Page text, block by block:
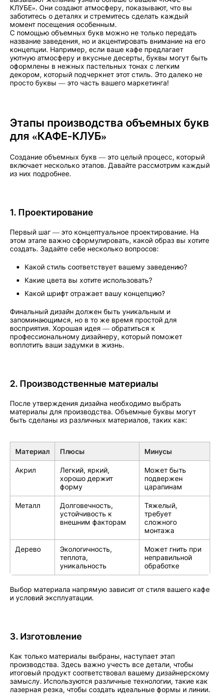
КЛУБЕ». Они создают атмосферу, показывают, что вы
заботитесь о деталях и стремитесь сделать каждый
момент посещения особенным.
С помощью объемных букв можно не только передать
название заведения, но и акцентировать внимание на его
концепции. Например, если ваше кафе предлагает
уютную атмосферу и вкусные десерты, буквы могут быть
оформлены в нежных пастельных тонах с легким
декором, который подчеркнет этот стиль. Это далеко не
просто буквы — это часть вашего маркетинга!
Этапы производства объемных букв
для «КАФЕ-КЛУБ»
Создание объемных букв — это целый процесс, который
включает несколько этапов. Давайте рассмотрим каждый
из них подробнее.
1. Проектирование
Первый шаг — это концептуальное проектирование. На
этом этапе важно сформулировать, какой образ вы хотите
создать. Задайте себе несколько вопросов:
Какой стиль соответствует вашему заведению?
Какие цвета вы хотите использовать?
Какой шрифт отражает вашу концепцию?
Финальный дизайн должен быть уникальным и
запоминающимся, но в то же время простой для
восприятия. Хорошая идея — обратиться к
профессиональному дизайнеру, который поможет
воплотить ваши задумки в жизнь.
2. Производственные материалы
После утверждения дизайна необходимо выбрать
материалы для производства. Объемные буквы могут
быть сделаны из различных материалов, таких как:
Материал Плюсы Минусы
Акрил
Легкий, яркий,
хорошо держит
форму
Может быть
подвержен
царапинам
Металл
Долговечность,
устойчивость к
внешним факторам
Тяжелый,
требует
сложного
монтажа
Дерево
Экологичность,
теплота,
уникальность
Может гнить при
неправильной
обработке
Выбор материала напрямую зависит от стиля вашего кафе
и условий эксплуатации.
3. Изготовление
Как только материалы выбраны, наступает этап
производства. Здесь важно учесть все детали, чтобы
итоговый продукт соответствовал вашему дизайнерскому
замыслу. Используются различные технологии, такие как
лазерная резка, чтобы создать идеальные формы и линии.